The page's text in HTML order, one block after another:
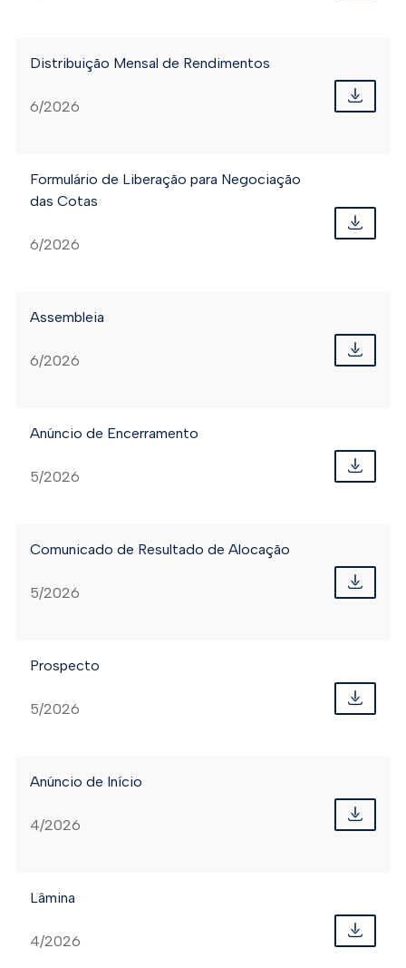
Distribuição Mensal de Rendimentos
6/2026
Formulário de Liberação para Negociação
das Cotas
6/2026
Assembleia
6/2026
Anúncio de Encerramento
5/2026
Comunicado de Resultado de Alocação
5/2026
Prospecto
5/2026
Anúncio de Início
4/2026
Lâmina
4/2026